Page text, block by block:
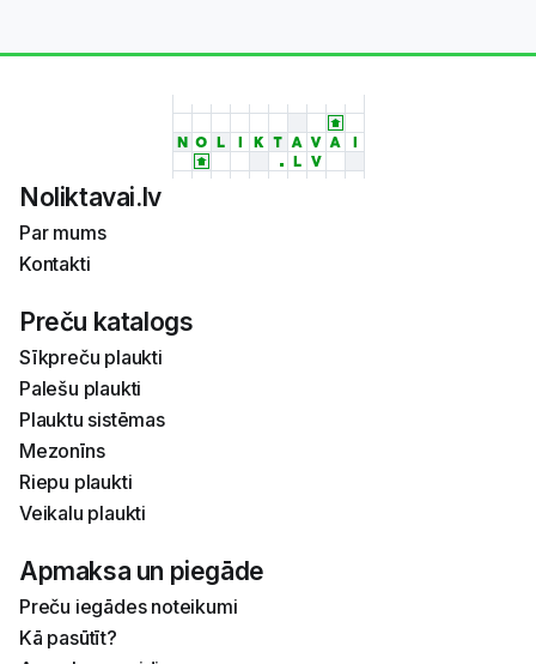
Noliktavai.lv
Par mums
Kontakti
Preču katalogs
Sīkpreču plaukti
Palešu plaukti
Plauktu sistēmas
Mezonīns
Riepu plaukti
Veikalu plaukti
Apmaksa un piegāde
Preču iegādes noteikumi
Kā pasūtīt?